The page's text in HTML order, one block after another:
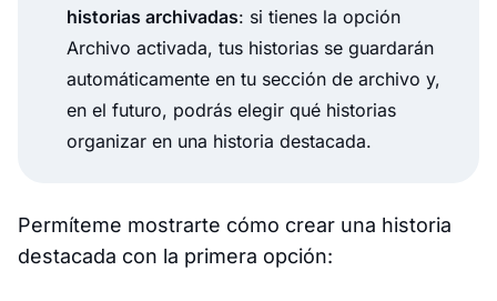
historias archivadas: si tienes la opción
Archivo activada, tus historias se guardarán
automáticamente en tu sección de archivo y,
en el futuro, podrás elegir qué historias
organizar en una historia destacada.
Permíteme mostrarte cómo crear una historia
destacada con la primera opción: